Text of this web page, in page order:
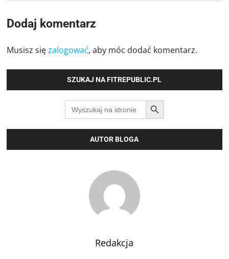
Dodaj komentarz
Musisz sięzalogować, aby móc dodać komentarz.
SZUKAJ NA FITREPUBLIC.PL
Search
for:
SEARCH BUTTON
AUTOR BLOGA
Redakcja